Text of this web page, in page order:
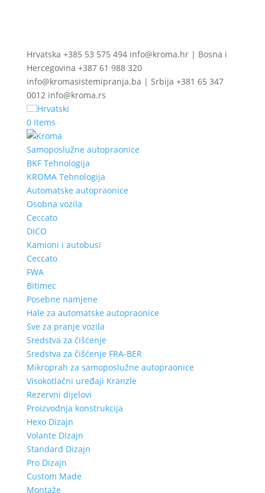
Hrvatska +385 53 575 494 info@kroma.hr | Bosna i
Hercegovina +387 61 988 320
info@kromasistemipranja.ba | Srbija +381 65 347
0012 info@kroma.rs
Hrvatski
0 Items
Samoposlužne autopraonice
BKF Tehnologija
KROMA Tehnologija
Automatske autopraonice
Osobna vozila
Ceccato
DICO
Kamioni i autobusi
Ceccato
FWA
Bitimec
Posebne namjene
Hale za automatske autopraonice
Sve za pranje vozila
Sredstva za čišćenje
Sredstva za čišćenje FRA-BER
Mikroprah za samoposlužne autopraonice
Visokotlačni uređaji Kränzle
Rezervni dijelovi
Proizvodnja konstrukcija
Hexo Dizajn
Volante Dizajn
Standard Dizajn
Pro Dizajn
Custom Made
Montaže